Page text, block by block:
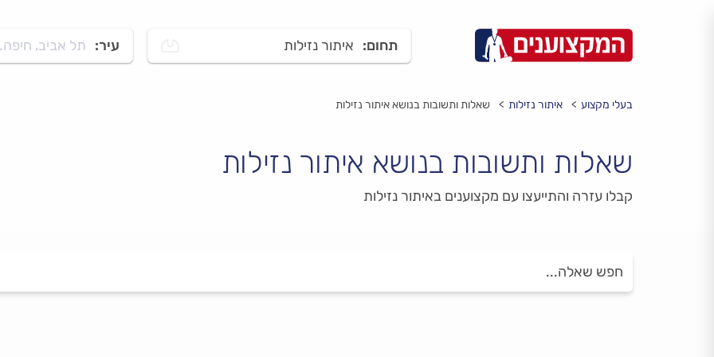
תחום: איתור נזילות עיר: תל אביב,
בעלי מקצוע איתור נזילות שאלות ותשובות בנושא איתור נזילות
שאלות ותשובות בנושא איתור נזילות
קבלו עזרה והתייעצו עם מקצוענים באיתור נזילות